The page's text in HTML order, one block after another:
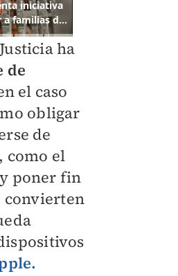
ha
de
el caso
obligar
de
como el
poner fin
convierten